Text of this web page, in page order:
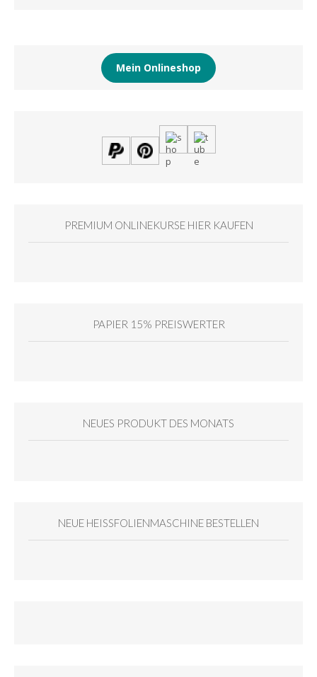
Mein Onlineshop
PREMIUM ONLINEKURSE HIER KAUFEN
PAPIER 15% PREISWERTER
NEUES PRODUKT DES MONATS
NEUE HEISSFOLIENMASCHINE BESTELLEN